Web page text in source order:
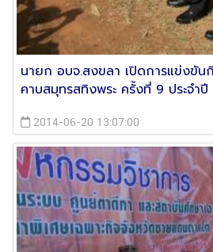
นายก อบจ.สงขลา เปิดการแข่งขัน
คาบสมุทรสทิงพระ ครั้งที่ 9 ประจำปี
2014-06-20 13:07:00